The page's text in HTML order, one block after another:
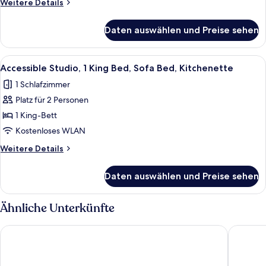
Beds,
Weitere Details
Suite,
King
Bunk
Beds,
Daten auswählen und Preise sehen
Alle
Fotos
für
Accessible
Studio,
1
King
Bed,
Bed,
Kitchenette
anzeigen
Ein modernes Hotelzimmer mit
7
Accessible Studio, 1 King Bed, Sofa Bed, Kitchenette
1 Schlafzimmer
Platz für 2 Personen
1 King-Bett
Kostenloses WLAN
Weitere Details
Weitere
Studio,
1
King
Bed,
Sofa
Daten auswählen und Preise sehen
Ähnliche Unterkünfte
Maldron Hotel Newcastle